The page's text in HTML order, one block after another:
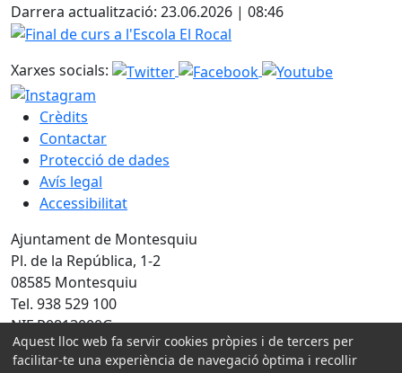
Darrera actualització: 23.06.2026 | 08:46
Final de curs a l'Escola El Rocal
Xarxes socials:
Crèdits
Contactar
Protecció de dades
Avís legal
Accessibilitat
Ajuntament de Montesquiu
Pl. de la República, 1-2
08585 Montesquiu
Tel. 938 529 100
NIF P0813000G
Amb la col·laboració de:
Aquest lloc web fa servir cookies pròpies i de tercers per
facilitar-te una experiència de navegació òptima i recollir